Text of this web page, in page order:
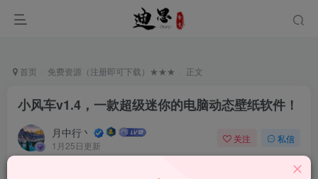
首页 免费资源（注册即可下载）★★★ 正文
小风车v1.4，一款超级迷你的电脑动态壁纸软件！
月中行丶
1月25日更新
关注 私信